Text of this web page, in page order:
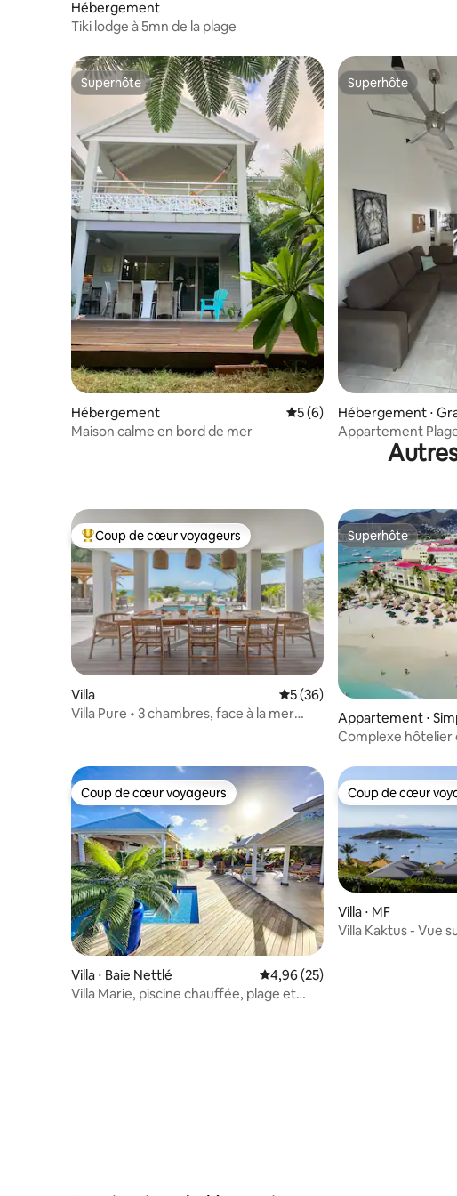
Hébergement
Tiki lodge à 5mn de la plage
Superhôte
Superhôte
Hébergement Évaluation moyenne sur la
5 (6)
Maison calme en bord de mer
Superhôte
Superhôte
Hébergement ⋅
Appartement
Coups de cœur voyageurs les plus appréciés
Coup de cœur voyageurs
Villa Évaluation moyenne sur la
5 (36)
Villa Pure • 3 chambres, face à la mer
Superhôte
Superhôte
Appartement ⋅
Complexe hôtelier
Coup de cœur voyageurs
Coup de cœur voyageurs
Villa ⋅ Baie Nettlé Évaluation moyenne sur la
4,96 (25)
Villa Marie, piscine chauffée, plage et
Coup de cœur
Coup de cœur
Villa ⋅ MF
Villa Kaktus - Vue